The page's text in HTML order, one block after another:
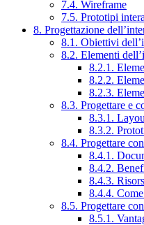
7.4. Wireframe
7.5. Prototipi
8. Progettazione
8.1. Obiettivi
8.2. Elementi
8.2.1.
8.2.2.
8.2.3.
8.3. Progettare e
8.3.1.
8.3.2.
8.4. Progettare
8.4.1.
8.4.2.
8.4.3.
8.4.4.
8.5. Progettare
8.5.1.